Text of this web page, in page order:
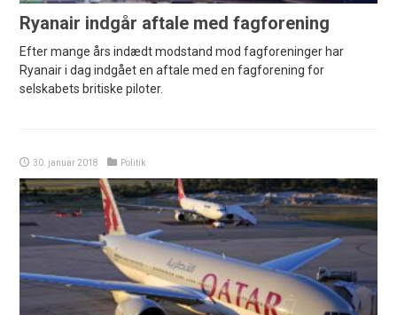
Ryanair indgår aftale med fagforening
Efter mange års indædt modstand mod fagforeninger har
Ryanair i dag indgået en aftale med en fagforening for
selskabets britiske piloter.
30. januar 2018 Politik